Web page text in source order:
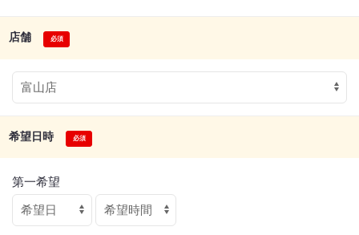
店舗
希望日時
第一希望